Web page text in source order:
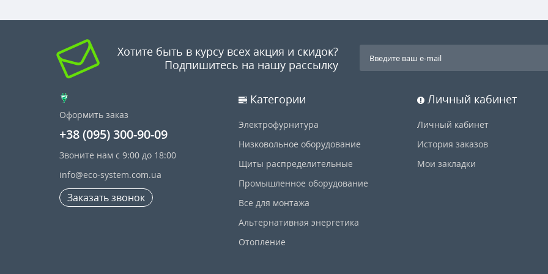
Хотите быть в курсу всех акция и скидок?
Подпишитесь на нашу рассылку
Оформить заказ
+38 (095) 300-90-09
Звоните нам с 9:00 до 18:00
info@eco-system.com.ua
Заказать звонок
Категории
Электрофурнитура
Низковольное оборудование
Щиты распределительные
Промышленное оборудование
Все для монтажа
Альтернативная энергетика
Отопление
Личный кабинет
Личный кабинет
История заказов
Мои закладки